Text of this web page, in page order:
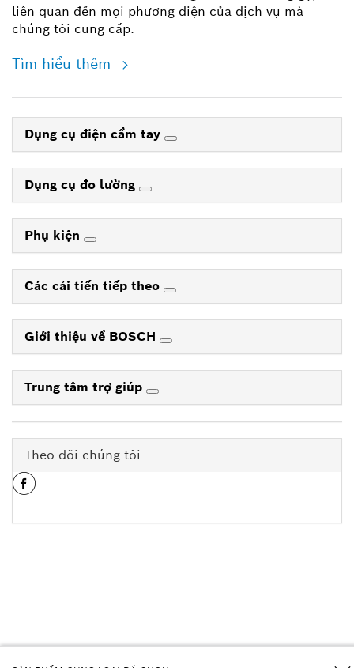
liên quan đến mọi phương diện của dịch vụ mà
chúng tôi cung cấp.
Tìm hiểu thêm
Dụng cụ điện cầm tay
Dụng cụ đo lường
Phụ kiện
Các cải tiến tiếp theo
Giới thiệu về BOSCH
Trung tâm trợ giúp
Theo dõi chúng tôi